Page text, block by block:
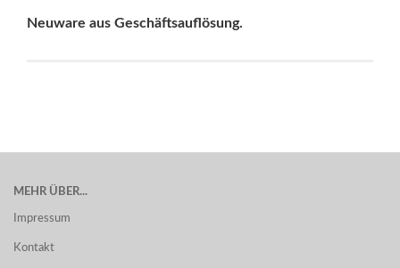
Neuware aus Geschäftsauflösung.
MEHR ÜBER...
Impressum
Kontakt